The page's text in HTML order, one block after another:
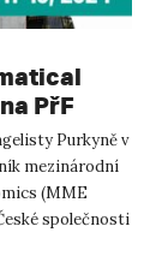
PřF
Purkyně v
mezinárodní
(MME
společnosti